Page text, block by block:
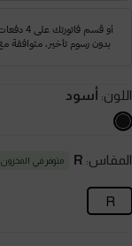
اللون: أسود
المقاس: R متوفر في المخزون
R